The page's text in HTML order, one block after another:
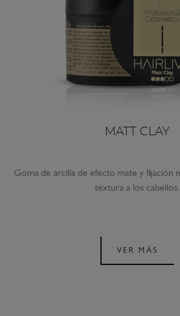
MATT CLAY
Goma de arcilla de efecto mate y fijación
textura a los cabellos.
VER MÁS